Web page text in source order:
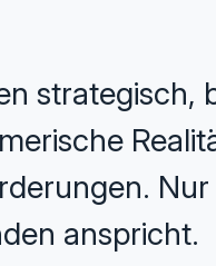
strategisch,
anspricht.